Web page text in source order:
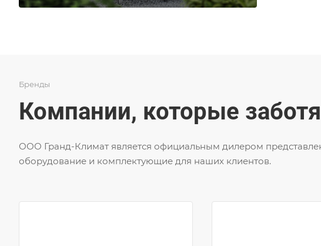
Бренды
Компании, которые
ООО Гранд-Климат является официальным дилером
оборудование и комплектующие для наших клиентов.